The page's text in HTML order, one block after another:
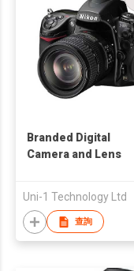
Branded Digital
Camera and Lens
Uni-1 Technology Ltd
查詢